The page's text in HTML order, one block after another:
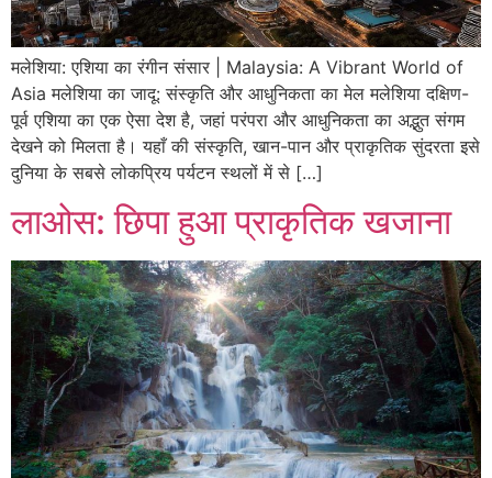
मलेशिया: एशिया का रंगीन संसार | Malaysia: A Vibrant World of
Asia मलेशिया का जादू: संस्कृति और आधुनिकता का मेल मलेशिया दक्षिण-
पूर्व एशिया का एक ऐसा देश है, जहां परंपरा और आधुनिकता का अद्भुत संगम
देखने को मिलता है। यहाँ की संस्कृति, खान-पान और प्राकृतिक सुंदरता इसे
दुनिया के सबसे लोकप्रिय पर्यटन स्थलों में से […]
लाओस: छिपा हुआ प्राकृतिक खजाना